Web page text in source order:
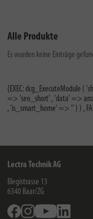
Alle Produkte
Es wurden keine Einträge
{EXEC: dcg_ExecuteModule (
=> 'seo_short' , 'data' =>
, 'is_smart_home' => '' ) ) ,
Lectra Technik AG
Blegistrasse 13
6340 Baar/ZG
FacebookInstagramYoutube